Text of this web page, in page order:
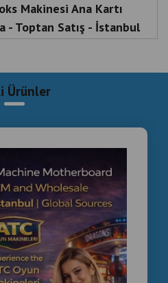
Makinesi Ana Kartı
- Toptan Satış - İstanbul
PCB kartı
Ana Kartı
makinesi PCB
kontrol kartı
yedek parçaları
makinesi elektroniği
main board
PCB board
Machine Main Board
machine control board
machine PCB
Ürünler